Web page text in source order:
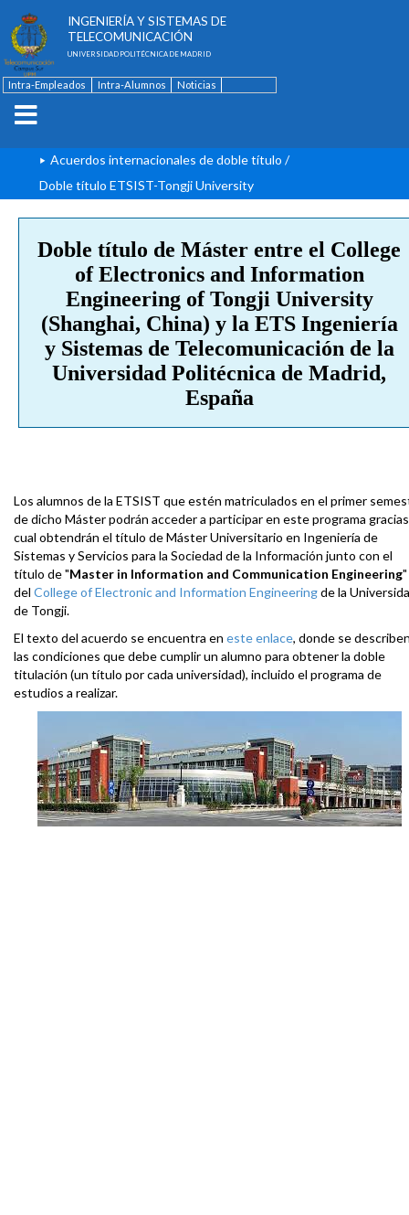
INGENIERÍA Y SISTEMAS DE
TELECOMUNICACIÓN
UNIVERSIDAD POLITÉCNICA DE MADRID
Intra-Empleados Intra-Alumnos
Noticias
Acuerdos internacionales de doble título /
Doble título ETSIST-Tongji University
Doble título de Máster entre el College
of Electronics and Information
Engineering of Tongji University
(Shanghai, China) y la ETS Ingeniería
y Sistemas de Telecomunicación de la
Universidad Politécnica de Madrid,
España
Los alumnos de la ETSIST que estén matriculados en el primer
de dicho Máster podrán acceder a participar en este programa
cual obtendrán el título de Máster Universitario en Ingeniería de
Sistemas y Servicios para la Sociedad de la Información junto con el
título de "Master in Information and Communication Engineering"
del College of Electronic and Information Engineeringde la
de Tongji.
El texto del acuerdo se encuentra en este enlace, donde se
las condiciones que debe cumplir un alumno para obtener la doble
titulación (un título por cada universidad), incluido el programa de
estudios a realizar.